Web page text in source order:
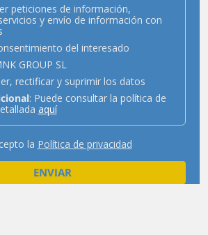
peticiones de información,
y envío de información con
del interesado
GROUP SL
rectificar y suprimir los datos
: Puede consultar la política de
aquí
la Política de privacidad